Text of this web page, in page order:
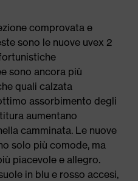
comprovata e
sono le nuove uvex 2
sono ancora più
quali calzata
assorbimento degli
aumentano
camminata. Le nuove
solo più comode, ma
piacevole e allegro.
in blu e rosso accesi,